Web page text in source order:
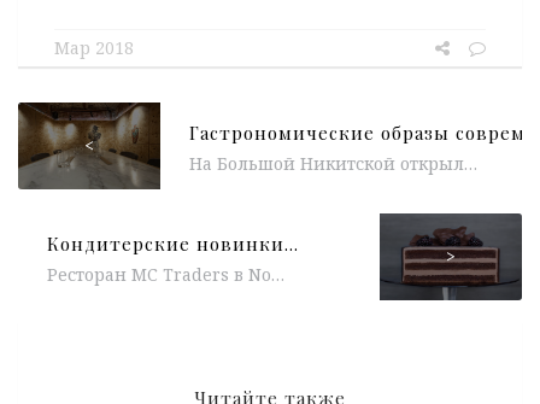
Мар 2018
<
На Большой Никитской открылся азиатский ресторан Tokyo, продукты для которого привозят напрямую из Японии, а в меню собраны гастрономические образы...
Кондитерские новинки в ресторане MC Traders
Ресторан MC Traders в Novotel Москва Сити во главе с Шеф-кондитером Ольгой Богомоловой подготовили для своих гостей новые кондитерские шедевры. Из...
>
Читайте также